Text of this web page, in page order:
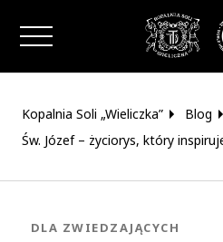
Kopalnia Soli „Wieliczka” Blog
Św. Józef – życiorys, który
KATEGORIA:
DLA ZWIEDZAJĄCYCH